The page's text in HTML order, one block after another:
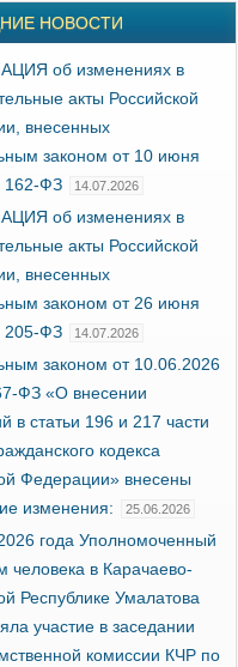
НОВОСТИ
об изменениях в
акты Российской
внесенных
законом от 10 июня
162-ФЗ
14.07.2026
об изменениях в
акты Российской
внесенных
законом от 26 июня
205-ФЗ
14.07.2026
законом от 10.06.2026
ФЗ «О внесении
в статьи 196 и 217 части
кодекса
Федерации» внесены
изменения:
25.06.2026
года Уполномоченный
человека в Карачаево-
Республике Умалатова
участие в заседании
комиссии КЧР по